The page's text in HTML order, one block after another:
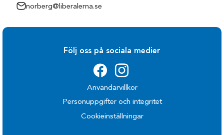
norberg@liberalerna.se
Följ oss på sociala medier
Användarvillkor
Personuppgifter och integritet
Cookieinställningar